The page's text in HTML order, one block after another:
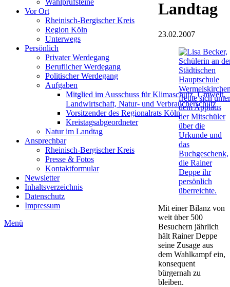
Wahlprüfsteine
Vor Ort
Rheinisch-Bergischer Kreis
Region Köln
Unterwegs
Persönlich
Privater Werdegang
Beruflicher Werdegang
Politischer Werdegang
Aufgaben
Mitglied im Ausschuss für Klimaschutz, Umwelt,
Landwirtschaft, Natur- und Verbraucherschutz
Vorsitzender des Regionalrats Köln
Kreistagsabgeordneter
Natur im Landtag
Ansprechbar
Rheinisch-Bergischer Kreis
Presse & Fotos
Kontaktformular
Newsletter
Inhaltsverzeichnis
Datenschutz
Impressum
Menü
Landtag
23.02.2007
Mit einer Bilanz von
weit über 500
Besuchern jährlich
hält Rainer Deppe
seine Zusage aus
dem Wahlkampf ein,
konsequent
bürgernah zu
bleiben.